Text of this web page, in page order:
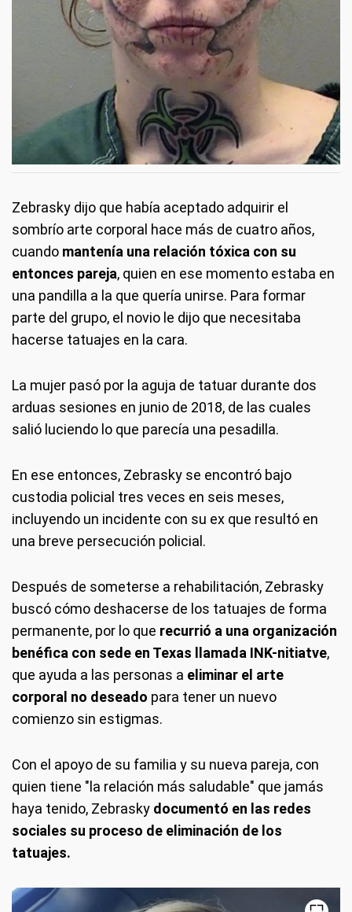
Zebrasky dijo que había aceptado adquirir el
sombrío arte corporal hace más de cuatro años,
cuando mantenía una relación tóxica con su
entonces pareja, quien en ese momento estaba en
una pandilla a la que quería unirse. Para formar
parte del grupo, el novio le dijo que necesitaba
hacerse tatuajes en la cara.
La mujer pasó por la aguja de tatuar durante dos
arduas sesiones en junio de 2018, de las cuales
salió luciendo lo que parecía una pesadilla.
En ese entonces, Zebrasky se encontró bajo
custodia policial tres veces en seis meses,
incluyendo un incidente con su ex que resultó en
una breve persecución policial.
Después de someterse a rehabilitación, Zebrasky
buscó cómo deshacerse de los tatuajes de forma
permanente, por lo que recurrió a una organización
benéfica con sede en Texas llamada INK-nitiatve,
que ayuda a las personas a eliminar el arte
corporal no deseado para tener un nuevo
comienzo sin estigmas.
Con el apoyo de su familia y su nueva pareja, con
quien tiene "la relación más saludable" que jamás
haya tenido, Zebrasky documentó en las redes
sociales su proceso de eliminación de los
tatuajes.